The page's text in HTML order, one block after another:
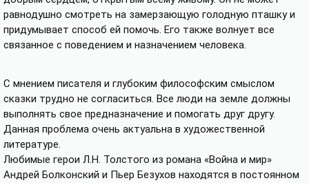
равнодушно смотреть на замерзающую голодную пташку и
придумывает способ ей помочь. Его также волнует все
связанное с поведением и назначением человека.
С мнением писателя и глубоким философским смыслом
сказки трудно не согласиться. Все люди на земле должны
выполнять свое предназначение и помогать друг другу.
Данная проблема очень актуальна в художественной
литературе.
Любимые герои Л.Н. Толстого из романа «Война и мир»
Андрей Болконский и Пьер Безухов находятся в постоянном